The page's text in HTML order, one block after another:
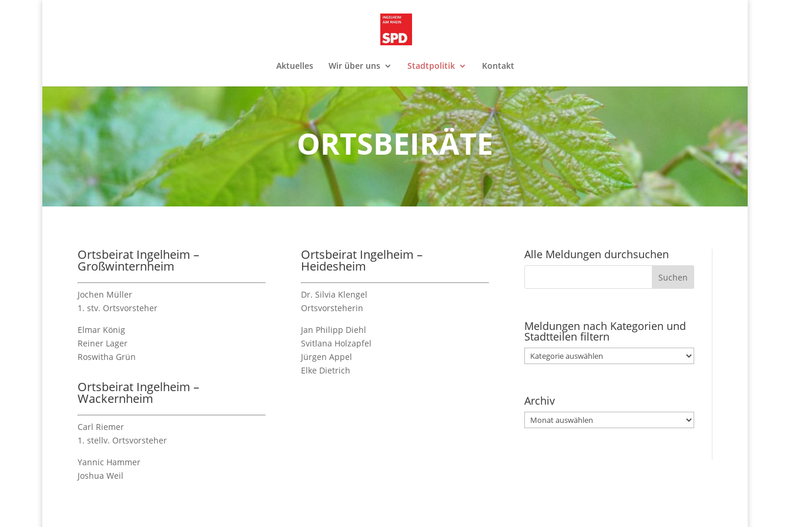
Aktuelles Wir über uns Stadtpolitik Kontakt
ORTSBEIRÄTE
Ortsbeirat Ingelheim –
Großwinternheim
Jochen Müller
1. stv. Ortsvorsteher
Elmar König
Reiner Lager
Roswitha Grün
Ortsbeirat Ingelheim –
Wackernheim
Carl Riemer
1. stellv. Ortsvorsteher
Yannic Hammer
Joshua Weil
Ortsbeirat Ingelheim –
Heidesheim
Dr. Silvia Klengel
Ortsvorsteherin
Jan Philipp Diehl
Svitlana Holzapfel
Jürgen Appel
Elke Dietrich
Alle Meldungen durchsuchen
Meldungen nach Kategorien und
Stadtteilen filtern
Meldungen
nach
Stadtteilen
filtern
Archiv
Archiv